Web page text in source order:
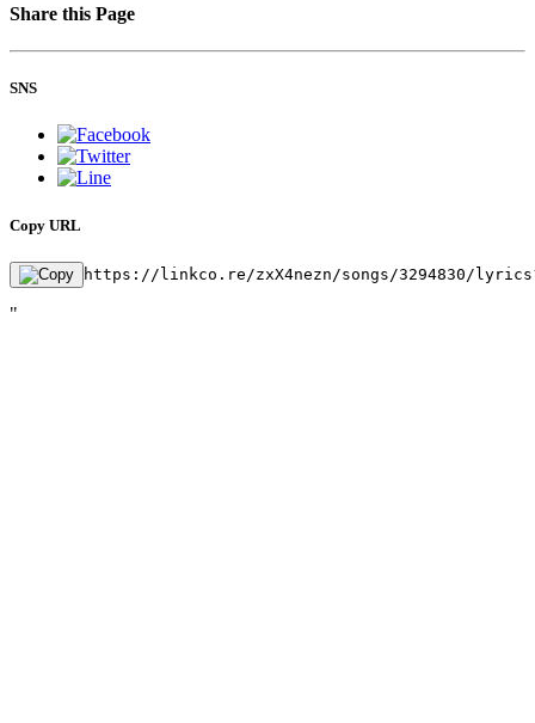
Share this Page
SNS
Copy URL
https://linkco.re/zxX4nezn/songs/3294830/
"